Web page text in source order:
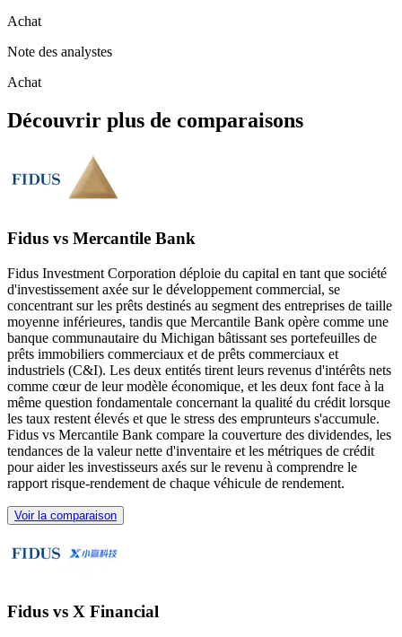
Achat
Note des analystes
Achat
Découvrir plus de comparaisons
Fidus vs Mercantile Bank
Fidus Investment Corporation déploie du capital en tant que société
d'investissement axée sur le développement commercial, se
concentrant sur les prêts destinés au segment des entreprises de taille
moyenne inférieures, tandis que Mercantile Bank opère comme une
banque communautaire du Michigan bâtissant ses portefeuilles de
prêts immobiliers commerciaux et de prêts commerciaux et
industriels (C&I). Les deux entités tirent leurs revenus d'intérêts nets
comme cœur de leur modèle économique, et les deux font face à la
même question fondamentale concernant la qualité du crédit lorsque
les taux restent élevés et que le stress des emprunteurs s'accumule.
Fidus vs Mercantile Bank compare la couverture des dividendes, les
tendances de la valeur nette d'inventaire et les métriques de crédit
pour aider les investisseurs axés sur le revenu à comprendre le
rapport risque-rendement de chaque véhicule de rendement.
Voir la comparaison
Fidus vs X Financial